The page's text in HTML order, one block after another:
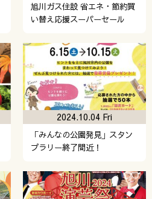
旭川ガス住設 省エネ・節約買
い替え応援スーパーセール
「みんなの公園発見」スタン
プラリー終了間近！
2024.10.04 Fri